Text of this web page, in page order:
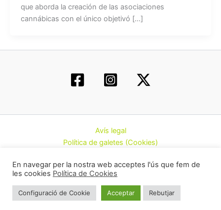
que aborda la creación de las asociaciones
cannábicas con el único objetivó […]
Avís legal
Política de galetes (Cookies)
Contacte
Cannàbiques de Catalunya (CatFAC)
En navegar per la nostra web acceptes l'ús que fem de
les cookies Política de Cookies
Configuració de Cookie Acceptar Rebutjar